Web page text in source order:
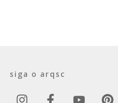
siga o arqsc